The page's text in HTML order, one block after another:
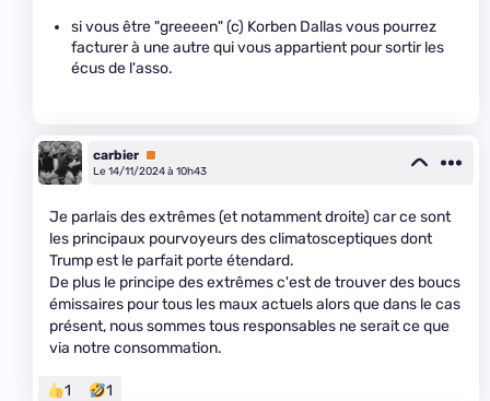
si vous être "greeeen" (c) Korben Dallas vous pourrez
facturer à une autre qui vous appartient pour sortir les
écus de l'asso.
carbier Premium
Le 14/11/2024 à 10h43
Je parlais des extrêmes (et notamment droite) car ce sont
les principaux pourvoyeurs des climatosceptiques dont
Trump est le parfait porte étendard.
De plus le principe des extrêmes c'est de trouver des boucs
émissaires pour tous les maux actuels alors que dans le cas
présent, nous sommes tous responsables ne serait ce que
via notre consommation.
1 1